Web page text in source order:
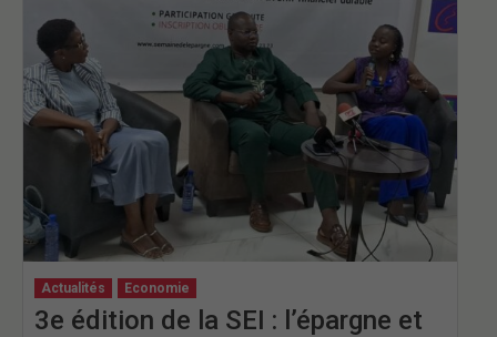
Actualités Economie
3e édition de la SEI : l’épargne et